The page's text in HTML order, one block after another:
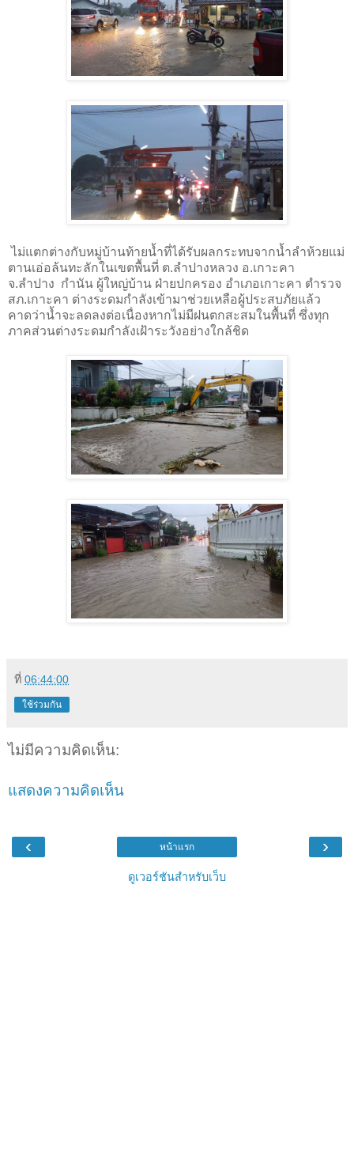
ไม่แตกต่างกับหมู่บ้านท้ายน้ำที่ได้รับผลกระทบจากน้ำลำห้วยแม่
ตานเอ่อล้นทะลักในเขตพื้นที่ ต.ลำปางหลวง อ.เกาะคา
จ.ลำปาง กำนัน ผู้ใหญ่บ้าน ฝ่ายปกครอง อำเภอเกาะคา ตำรวจ
สภ.เกาะคา ต่างระดมกำลังเข้ามาช่วยเหลือผู้ประสบภัยแล้ว
คาดว่าน้ำจะลดลงต่อเนื่องหากไม่มีฝนตกสะสมในพื้นที่ ซึ่งทุก
ภาคส่วนต่างระดมกำลังเฝ้าระวังอย่างใกล้ชิด
ที่ 06:44:00
ใช้ร่วมกัน
ไม่มีความคิดเห็น:
แสดงความคิดเห็น
‹ ›
หน้าแรก
ดูเวอร์ชันสำหรับเว็บ